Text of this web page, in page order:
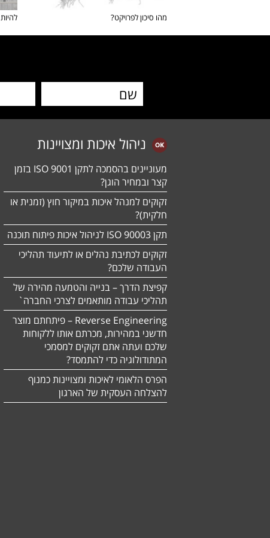
מהו סיכון לפרויקט? להיות 10 בניהול סיכונים
ניהול איכות ומצויינות
מעוניינים בהסמכה לתקן ISO 9001 בזמן
קצר ובמחיר הוגן?
זקוקים למנהל איכות במיקור חוץ (זמנית או
חלקית)?
תקן ISO 90003 לניהול איכות פיתוח תוכנה
זקוקים לכתיבת נהלים או לתיעוד תהליכי
העבודה שלכם?
קפיצת הדרך – בנייה והטמעה מהירה של
תהליכי עבודה מותאמים לצרכי החברה`
Reverse Engineering – פיתחתם מוצר
חדשני במהירות, מכרתם אותו ללקוחות
שלכם ועתה אתם זקוקים למסמכי
המתודולוגיה כדי להתמסד?
הפרס הלאומי לאיכות ומצויינות כמנוף
להצלחה העסקית של הארגון